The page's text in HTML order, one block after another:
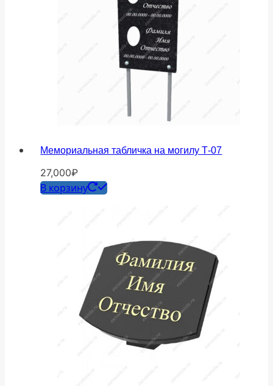
Мемориальная табличка на могилу Т-07
27,000₽
В корзину